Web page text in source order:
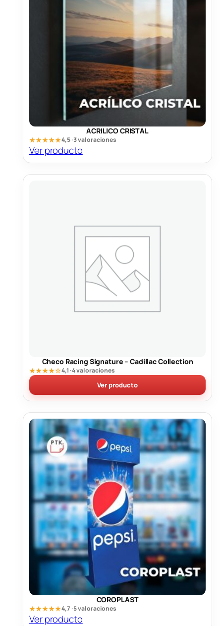
ACRILICO CRISTAL
★★★★★4,5 · 3 valoraciones
Ver producto
Checo Racing Signature – Cadillac Collection
★★★★☆4,1 · 4 valoraciones
Ver producto
COROPLAST
★★★★★4,7 · 5 valoraciones
Ver producto